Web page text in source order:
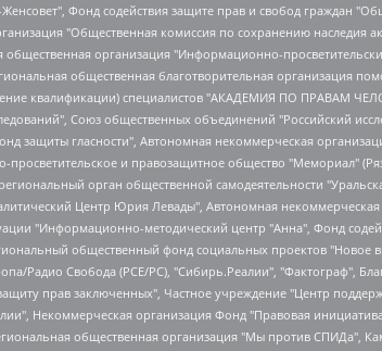
Сергей Евгеньевич, Пономарев Лев Александрович, Савицкая Людмила Алексеевна, Автономная некоммерческая организация "Центр по работе с проблемой насилия "НАСИЛИЮ.НЕТ", Межрегиональный профессиональный союз работников здравоохранения "Альянс врачей", Юридическое лицо, зарегистрированное в Латвийской Республике, SIA "Medusa Project" (регистрационный номер 40103797863, дата регистрации 10.06.2014), Некоммерческая организация "Фонд по борьбе с коррупцией", Автономная некоммерческая организация "Институт права и публичной политики", Баданин Роман Сергеевич, Гликин Максим Александрович, Железнова Мария Михайловна, Лукьянова Юлия Сергеевна, Маетная Елизавета Витальевна, Маняхин Петр Борисович, Чуракова Ольга Владимировна, Ярош Юлия Петровна, Юридическое лицо "The Insider SIA", зарегистрированное в Риге, Латвийская Республика (дата регистрации 26.06.2015), являющееся администратором доменного имени интернет-издания "The Insider SIA", https://theins.ru, Постернак Алексей Евгеньевич, Рубин Михаил Аркадьевич, Анин Роман Александрович, Юридическое лицо Istories fonds, зарегистрированное в Латвийской Республике (регистрационный номер 50008295751, дата регистрации 24.02.2020), Великовский Дмитрий Александрович, Долинина Ирина Николаевна, Мароховская Алеся Алексеевна, Шлейнов Роман Юрьевич, Шмагун Олеся Валентиновна, Общество с ограниченной ответственностью "Альтаир 2021", Общество с ограниченной ответственностью "Вега 2021", Общество с ограниченной ответственностью "Главный редактор 2021", Общество с ограниченной ответственностью "Ромашки монолит", Важенков Артем Валерьевич, Ивановская областная общественная организация "Центр гендерных исследований", Гурман Юрий Альбертович, Медиапроект "ОВД-Инфо", Егоров Владимир Владимирович, Жилинский Владимир Александрович, Общество с ограниченной ответственностью "ЗП", Иванова София Юрьевна, Карезина Инна Павловна, Кильтау Екатерина Викторовна, Петров Алексей Викторович, Пискунов Сергей Евгеньевич, Смирнов Сергей Сергеевич, Тихонов Михаил Сергеевич, Общество с ограниченной ответственностью "ЖУРНАЛИСТ-ИНОСТРАННЫЙ АГЕНТ", Арапова Галина Юрьевна, Вольтская Татьяна Анатольевна, Американская компания "Mason G.E.S. Anonymous Foundation" (США), являющаяся владельцем интернет-издания https://mnews.world/, Компания "Stichting Bellingcat", зарегистрированная в Нидерландах (дата регистрации 11.07.2018), Захаров Андрей Вячеславович, Клепиковская Екатерина Дмитриевна, Общество с ограниченной ответственностью "МЕМО", Перл Роман Александрович, Симонов Евгений Алексеевич, Соловьева Елена Анатольевна, Сотников Даниил Владимирович, Сурначева Елизавета